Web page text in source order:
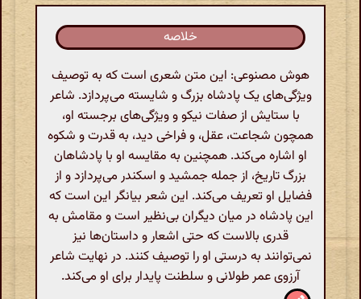
خلاصه
هوش مصنوعی: این متن شعری است که به توصیف
ویژگی‌های یک پادشاه بزرگ و شایسته می‌پردازد. شاعر
با ستایش از صفات نیکو و ویژگی‌های برجسته او،
همچون شجاعت، عقل، و فراخی دید، به قدرت و شکوه
او اشاره می‌کند. همچنین به مقایسه او با پادشاهان
بزرگ تاریخ، از جمله جمشید و اسکندر می‌پردازد و از
فضایل او تعریف می‌کند. این شعر بیانگر این است که
این پادشاه در میان دیگران بی‌نظیر است و مقامش به
قدری بالاست که حتی اشعار و داستان‌ها نیز
نمی‌توانند به درستی او را توصیف کنند. در نهایت شاعر
آرزوی عمر طولانی و سلطنت پایدار برای او می‌کند.